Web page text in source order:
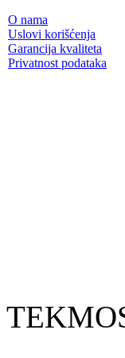
O nama
Uslovi korišćenja
Garancija kvaliteta
Privatnost podataka